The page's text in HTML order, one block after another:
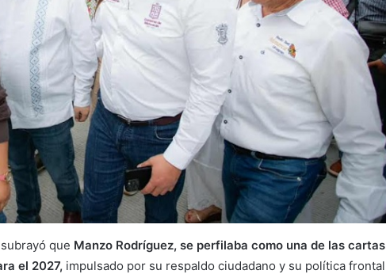
que Manzo Rodríguez, se perfilaba como una de las cartas
el 2027, impulsado por su respaldo ciudadano y su política frontal